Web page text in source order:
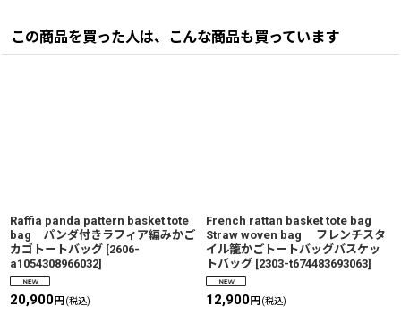
この商品を買った人は、こんな商品も買っています
Raffia panda pattern basket tote
bag パンダ付きラフィア編みかご
カゴトートバッグ [2606-
a1054308966032]
20,900円 (税込)
French rattan basket tote bag
Straw woven bag フレンチスタ
イル籠かごトートバッグバスケッ
トバッグ [2303-t674483693063]
12,900円 (税込)